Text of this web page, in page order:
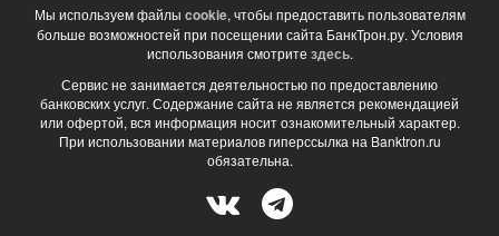
Мы используем файлы cookie, чтобы предоставить пользователям
больше возможностей при посещении сайта БанкТрон.ру. Условия
использования смотрите здесь.
Сервис не занимается деятельностью по предоставлению
банковских услуг. Содержание сайта не является рекомендацией
или офертой, вся информация носит ознакомительный характер.
При использовании материалов гиперссылка на Banktron.ru
обязательна.